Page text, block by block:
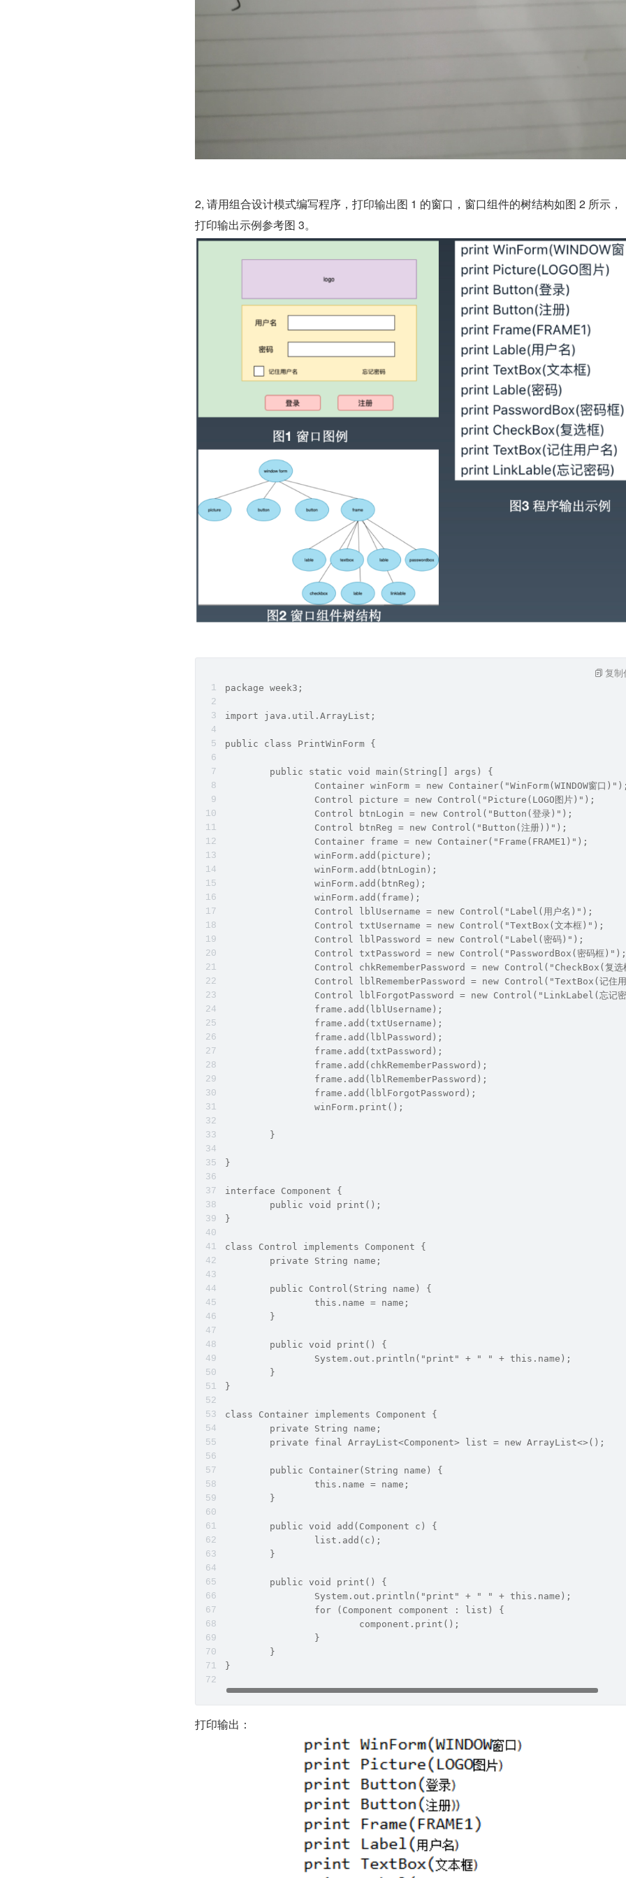
2, 请用组合设计模式编写程序，打印输出图 1 的窗口，窗口组件的树结构如图 2 所示，
打印输出示例参考图 3。
package week3;
import java.util.ArrayList;
public class PrintWinForm {
	public static void main(String[] args) {
Container winForm = new Container("WinForm(WINDOW窗口
		Control picture = new Control("Picture(LOGO图片)");
		Control btnLogin = new Control("Button(登录)");
		Control btnReg = new Control("Button(注册))");
		Container frame = new Container("Frame(FRAME1)");
		winForm.add(picture);
		winForm.add(btnLogin);
		winForm.add(btnReg);
		winForm.add(frame);
		Control lblUsername = new Control("Label(用户名)");
		Control txtUsername = new Control("TextBox(文本框)");
		Control lblPassword = new Control("Label(密码)");
		Control txtPassword = new Control("PasswordBox(密码框)");
Control chkRememberPassword = new Control("CheckBox(复选
Control lblRememberPassword = new Control("TextBox(记住
Control lblForgotPassword = new Control("LinkLabel(忘记
		frame.add(lblUsername);
		frame.add(txtUsername);
		frame.add(lblPassword);
		frame.add(txtPassword);
		frame.add(chkRememberPassword);
		frame.add(lblRememberPassword);
		frame.add(lblForgotPassword);
		winForm.print();
	}
}
interface Component {
	public void print();
}
class Control implements Component {
	private String name;
	public Control(String name) {
		this.name = name;
	}
	public void print() {
		System.out.println("print" + " " + this.name);
	}
}
class Container implements Component {
	private String name;
	private final ArrayList<Component> list = new ArrayList<>();
	public Container(String name) {
		this.name = name;
	}
	public void add(Component c) {
		list.add(c);
	}
	public void print() {
		System.out.println("print" + " " + this.name);
		for (Component component : list) {
			component.print();
		}
	}
}
复制
打印输出：